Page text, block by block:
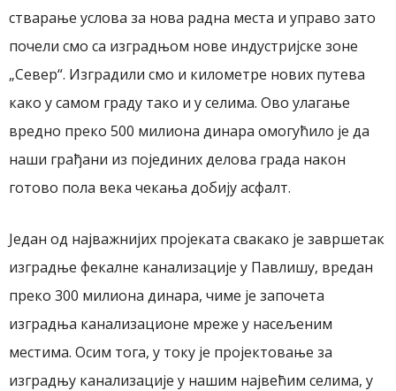
стварање услова за нова радна места и управо зато
почели смо са изградњом нове индустријске зоне
„Север“. Изградили смо и километре нових путева
како у самом граду тако и у селима. Ово улагање
вредно преко 500 милиона динара омогућило је да
наши грађани из појединих делова града након
готово пола века чекања добију асфалт.
Један од најважнијих пројеката свакако је завршетак
изградње фекалне канализације у Павлишу, вредан
преко 300 милиона динара, чиме је започета
изградња канализационе мреже у насељеним
местима. Осим тога, у току је пројектовање за
изградњу канализације у нашим највећим селима, у